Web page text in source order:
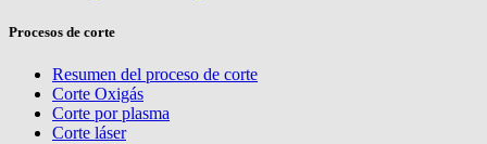
Procesos de corte
Resumen del proceso de corte
Corte Oxigás
Corte por plasma
Corte láser